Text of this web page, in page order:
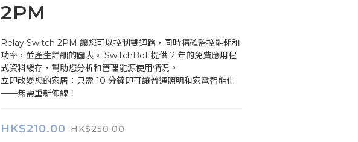
2PM
Relay Switch 2PM 讓您可以控制雙迴路，同時精確監控能耗和
功率，並產生詳細的圖表。 SwitchBot 提供 2 年的免費應用程
式資料緩存，幫助您分析和管理能源使用情況。
立即改變您的家居：只需 10 分鐘即可讓普通照明和家電智能化
——無需重新佈線！
HK$210.00 HK$250.00